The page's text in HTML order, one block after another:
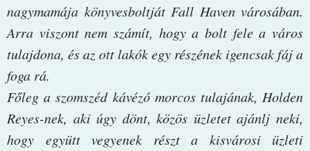
nagymamája könyvesboltját Fall Haven városában.
Arra viszont nem számít, hogy a bolt fele a város
tulajdona, és az ott lakók egy részének igencsak fáj a
foga rá.
Főleg a szomszéd kávézó morcos tulajának, Holden
Reyes-nek, aki úgy dönt, közös üzletet ajánlj neki,
hogy együtt vegyenek részt a kisvárosi üzleti